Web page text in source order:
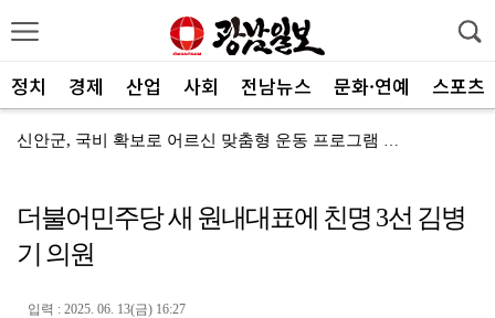
정치 경제 산업 사회 전남뉴스 문화·연예 스포츠
신안군, 국비 확보로 어르신 맞춤형 운동 프로그램 지속
전남광주통합특별시, 공공기관 유치 총력전 돌입
"서남권 반도체 클러스터 성공의 핵심은 ‘정주여건’
더불어민주당 새 원내대표에 친명 3선 김병
기 의원
입력 : 2025. 06. 13(금) 16:27